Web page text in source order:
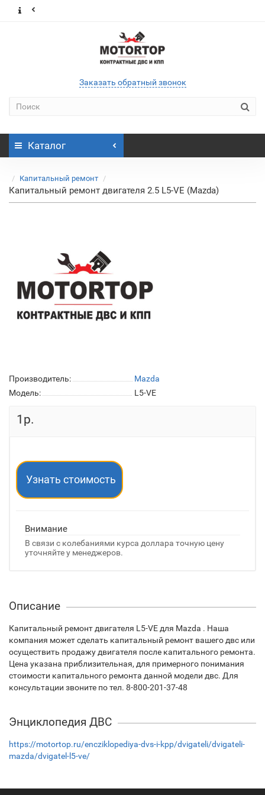
Заказать обратный звонок
Каталог
Капитальный ремонт
Капитальный ремонт двигателя 2.5 L5-VE (Mazda)
Производитель:
Mazda
Модель:
L5-VE
1р.
Узнать стоимость
Внимание
В связи с колебаниями курса доллара точную цену
уточняйте у менеджеров.
Описание
Капитальный ремонт двигателя L5-VE для Mazda . Наша
компания может сделать капитальный ремонт вашего двс или
осуществить продажу двигателя после капитального ремонта.
Цена указана приблизительная, для примерного понимания
стоимости капитального ремонта данной модели двс. Для
консультации звоните по тел. 8-800-201-37-48
Энциклопедия ДВС
https://motortop.ru/encziklopediya-dvs-i-kpp/dvigateli/dvigateli-
mazda/dvigatel-l5-ve/